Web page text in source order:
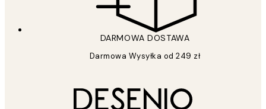
DARMOWA DOSTAWA
Darmowa Wysyłka od 249 zł